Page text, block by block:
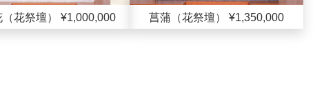
（花祭壇） ¥1,000,000 菖蒲（花祭壇） ¥1,350,000